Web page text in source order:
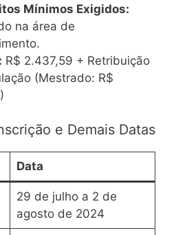
Mínimos Exigidos:
na área de
R$ 2.437,59 + Retribuição
(Mestrado: R$
e Demais Datas
Data
29 de julho a 2 de
agosto de 2024